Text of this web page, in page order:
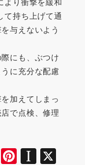
て持ち上げて通
与えないよう
にも、ぶつけ
に充分な配慮
加えてしまっ
で点検、修理
E Pi In